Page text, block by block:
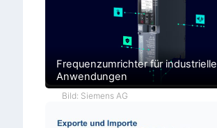
Frequenzumrichter für industrielle
Anwendungen
Bild: Siemens AG